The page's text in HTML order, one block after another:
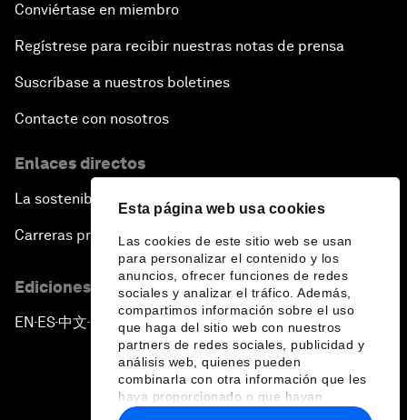
Esta página web usa cookies
Las cookies de este sitio web se usan
para personalizar el contenido y los
anuncios, ofrecer funciones de redes
sociales y analizar el tráfico. Además,
compartimos información sobre el uso
que haga del sitio web con nuestros
partners de redes sociales, publicidad y
análisis web, quienes pueden
combinarla con otra información que les
haya proporcionado o que hayan
recopilado a partir del uso que haya
Conviértase en miembro
Regístrese para recibir nuestras notas de prensa
Suscríbase a nuestros boletines
Contacte con nosotros
Enlaces directos
La sostenibilidad en el Foro
Carreras profesionales
Ediciones en otros idiomas
EN ▪ ES▪中文▪ 日本語